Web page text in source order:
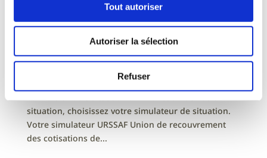
Tout autoriser
Autoriser la sélection
Refuser
|Juil 7, 2023|NOS SERVICES
Simulateur de situation Vous souhaitez bénéficier
de l’expertise de Spherio et vous souhaitez
situation, choisissez votre simulateur de situation.
Votre simulateur URSSAF Union de recouvrement
des cotisations de...